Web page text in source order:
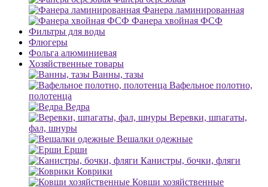
Фанера ламинированная
Фанера хвойная ФСФ
Фильтры для воды
Флюгеры
Фольга алюминиевая
Хозяйственные товары
Ванны, тазы
Вафельное полотно,
полотенца
Ведра
Веревки, шпагаты,
фал, шнуры
Вешалки одежные
Ерши
Канистры, бочки, фляги
Коврики
Ковши хозяйственные